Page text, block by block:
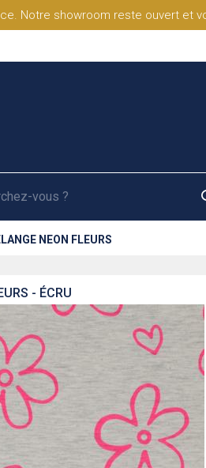
Notre showroom reste ouvert et
NEON FLEURS
- ÉCRU